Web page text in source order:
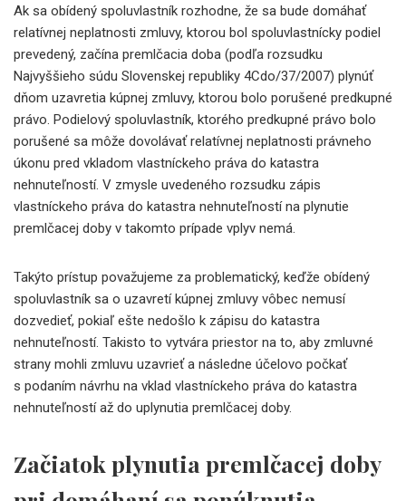
Ak sa obídený spoluvlastník rozhodne, že sa bude domáhať
relatívnej neplatnosti zmluvy, ktorou bol spoluvlastnícky podiel
prevedený, začína premlčacia doba (podľa rozsudku
Najvyššieho súdu Slovenskej republiky 4Cdo/37/2007) plynúť
dňom uzavretia kúpnej zmluvy, ktorou bolo porušené predkupné
právo. Podielový spoluvlastník, ktorého predkupné právo bolo
porušené sa môže dovolávať relatívnej neplatnosti právneho
úkonu pred vkladom vlastníckeho práva do katastra
nehnuteľností. V zmysle uvedeného rozsudku zápis
vlastníckeho práva do katastra nehnuteľností na plynutie
premlčacej doby v takomto prípade vplyv nemá.
Takýto prístup považujeme za problematický, keďže obídený
spoluvlastník sa o uzavretí kúpnej zmluvy vôbec nemusí
dozvedieť, pokiaľ ešte nedošlo k zápisu do katastra
nehnuteľností. Takisto to vytvára priestor na to, aby zmluvné
strany mohli zmluvu uzavrieť a následne účelovo počkať
s podaním návrhu na vklad vlastníckeho práva do katastra
nehnuteľností až do uplynutia premlčacej doby.
Začiatok plynutia premlčacej doby